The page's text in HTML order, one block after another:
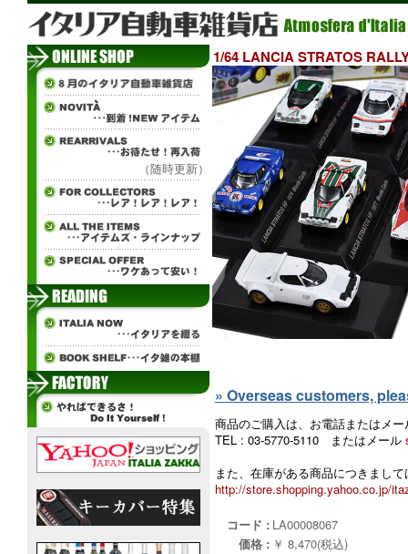
（随時更新）
1/64 LANCIA STRATOS
» Overseas customers,
商品のご購入は、お電話またはメ
TEL : 03-5770-5110 またはメール
また、在庫がある商品につきまし
http://store.shopping.yahoo.co.jp/
コード : LA00008067
価格 : ￥ 8,470(税込)